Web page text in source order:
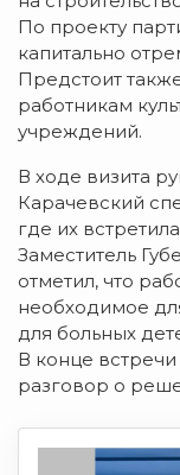
По проекту
капитально
Предстоит
работникам
учреждений.
В ходе визита
Карачевский
где их
Заместитель
отметил, что
необходимое
для больных
В конце
разговор о